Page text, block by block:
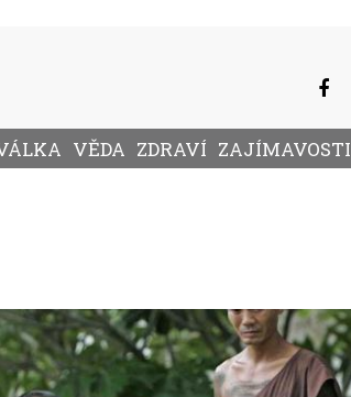
VĚDA ZDRAVÍ ZAJÍMAVOSTI